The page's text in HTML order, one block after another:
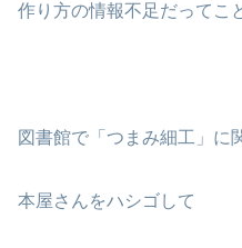
作り方の情報不足だってこ
図書館で「つまみ細工」に
本屋さんをハシゴして